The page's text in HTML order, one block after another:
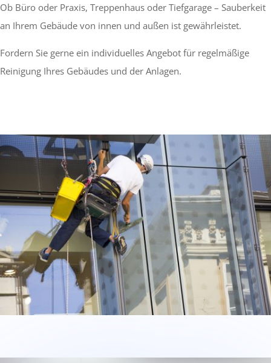
Ob Büro oder Praxis, Treppenhaus oder Tiefgarage – Sauberkeit
an Ihrem Gebäude von innen und außen ist gewährleistet.
Fordern Sie gerne ein individuelles Angebot für regelmäßige
Reinigung Ihres Gebäudes und der Anlagen.